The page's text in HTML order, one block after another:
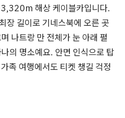
해상 케이블카입니다.
장 길이로 기네스북에 오른 곳
나트랑 만 전체가 눈 아래 펼
의 명소예요. 안면 인식으로 탑
족 여행에서도 티켓 챙길 걱정